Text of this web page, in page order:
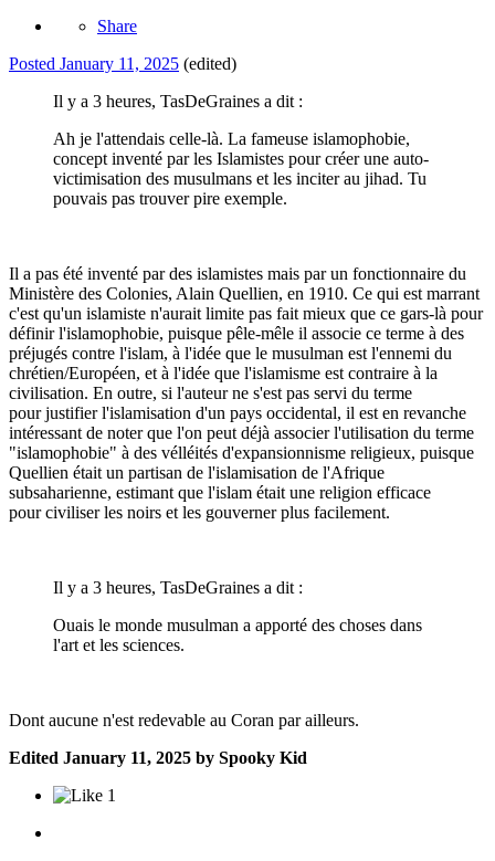
Share
Posted January 11, 2025 (edited)
Il y a 3 heures, TasDeGraines a dit :
Ah je l'attendais celle-là. La fameuse islamophobie,
concept inventé par les Islamistes pour créer une auto-
victimisation des musulmans et les inciter au jihad. Tu
pouvais pas trouver pire exemple.
Il a pas été inventé par des islamistes mais par un fonctionnaire du
Ministère des Colonies, Alain Quellien, en 1910. Ce qui est marrant
c'est qu'un islamiste n'aurait limite pas fait mieux que ce gars-là pour
définir l'islamophobie, puisque pêle-mêle il associe ce terme à des
préjugés contre l'islam, à l'idée que le musulman est l'ennemi du
chrétien/Européen, et à l'idée que l'islamisme est contraire à la
civilisation. En outre, si l'auteur ne s'est pas servi du terme
pour justifier l'islamisation d'un pays occidental, il est en revanche
intéressant de noter que l'on peut déjà associer l'utilisation du terme
"islamophobie" à des vélléités d'expansionnisme religieux, puisque
Quellien était un partisan de l'islamisation de l'Afrique
subsaharienne, estimant que l'islam était une religion efficace
pour civiliser les noirs et les gouverner plus facilement.
Il y a 3 heures, TasDeGraines a dit :
Ouais le monde musulman a apporté des choses dans
l'art et les sciences.
Dont aucune n'est redevable au Coran par ailleurs.
Edited January 11, 2025 by Spooky Kid
1